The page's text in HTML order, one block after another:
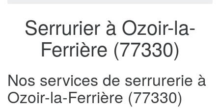
Serrurier à Ozoir-la-
Ferrière (77330)
Nos services de serrurerie à
Ozoir-la-Ferrière (77330)